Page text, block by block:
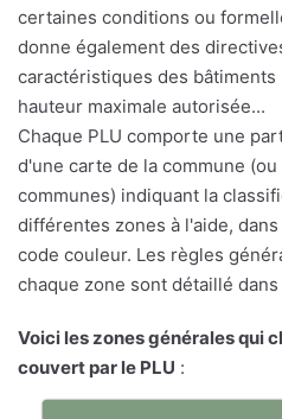
certaines conditions ou
donne également des
caractéristiques des
hauteur maximale autorisée...
Chaque PLU comporte une
d'une carte de la commune
communes) indiquant la
différentes zones à l'aide,
code couleur. Les règles
chaque zone sont détaillé
Voici les zones générales qui
couvert par le PLU :